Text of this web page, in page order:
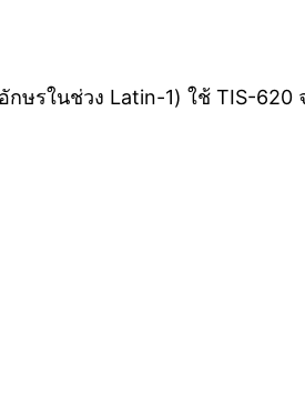
ษรในช่วง Latin-1) ใช้ TIS-620